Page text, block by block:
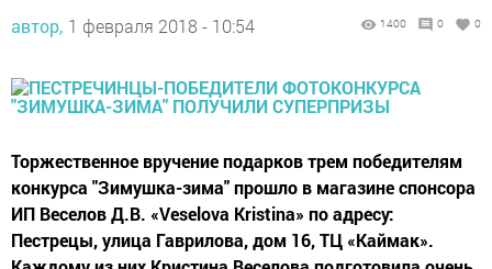
автор, 1 февраля 2018 - 10:54 1400 0 0
Торжественное вручение подарков трем победителям
конкурса "Зимушка-зима" прошло в магазине спонсора
ИП Веселов Д.В. «Veselova Kristina» по адресу:
Пестрецы, улица Гаврилова, дом 16, ТЦ «Каймак».